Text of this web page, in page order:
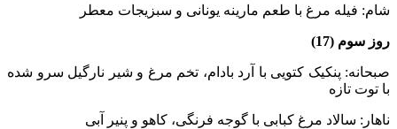
شام: فیله مرغ با طعم مارینه یونانی و سبزیجات معطر
روز سوم (17)
صبحانه: پنکیک کتویی با آرد بادام، تخم مرغ و شیر نارگیل سرو شده
با توت تازه
ناهار: سالاد مرغ کبابی با گوجه فرنگی، کاهو و پنیر آبی